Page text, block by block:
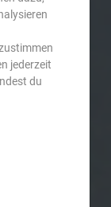
jederzeit
du